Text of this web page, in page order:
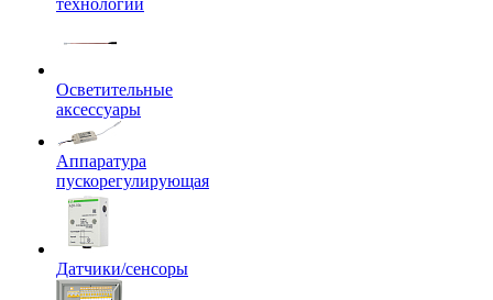
технологии
Осветительные
аксессуары
Аппаратура
пускорегулирующая
Датчики/сенсоры